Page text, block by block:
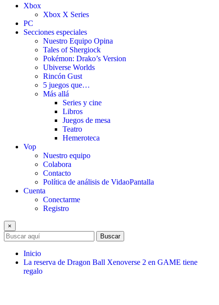
Xbox
Xbox X Series
PC
Secciones especiales
Nuestro Equipo Opina
Tales of Shergiock
Pokémon: Drako’s Version
Ubiverse Worlds
Rincón Gust
5 juegos que…
Más allá
Series y cine
Libros
Juegos de mesa
Teatro
Hemeroteca
Vop
Nuestro equipo
Colabora
Contacto
Política de análisis de VidaoPantalla
Cuenta
Conectarme
Registro
×
Buscar
Inicio
La reserva de Dragon Ball Xenoverse 2 en GAME tiene
regalo